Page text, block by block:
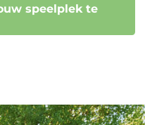
speelplek te